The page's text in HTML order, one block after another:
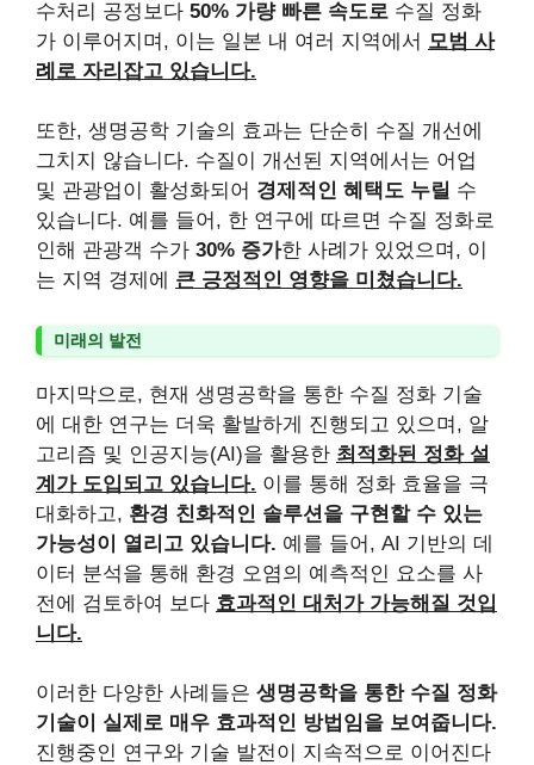
수처리 공정보다 50% 가량 빠른 속도로 수질 정화
가 이루어지며, 이는 일본 내 여러 지역에서 모범 사
례로 자리잡고 있습니다.
또한, 생명공학 기술의 효과는 단순히 수질 개선에
그치지 않습니다. 수질이 개선된 지역에서는 어업
및 관광업이 활성화되어 경제적인 혜택도 누릴 수
있습니다. 예를 들어, 한 연구에 따르면 수질 정화로
인해 관광객 수가 30% 증가한 사례가 있었으며, 이
는 지역 경제에 큰 긍정적인 영향을 미쳤습니다.
미래의 발전
마지막으로, 현재 생명공학을 통한 수질 정화 기술
에 대한 연구는 더욱 활발하게 진행되고 있으며, 알
고리즘 및 인공지능(AI)을 활용한 최적화된 정화 설
계가 도입되고 있습니다. 이를 통해 정화 효율을 극
대화하고, 환경 친화적인 솔루션을 구현할 수 있는
가능성이 열리고 있습니다. 예를 들어, AI 기반의 데
이터 분석을 통해 환경 오염의 예측적인 요소를 사
전에 검토하여 보다 효과적인 대처가 가능해질 것입
니다.
이러한 다양한 사례들은 생명공학을 통한 수질 정화
기술이 실제로 매우 효과적인 방법임을 보여줍니다.
진행중인 연구와 기술 발전이 지속적으로 이어진다